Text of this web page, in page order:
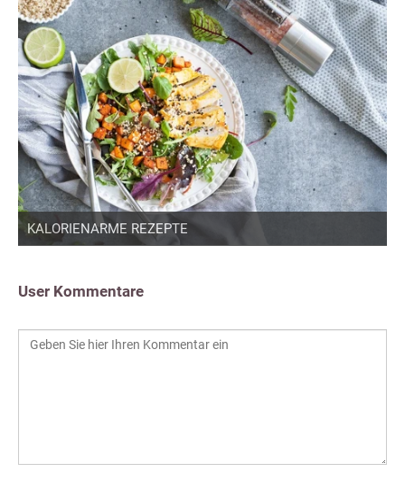
KALORIENARME REZEPTE
User Kommentare